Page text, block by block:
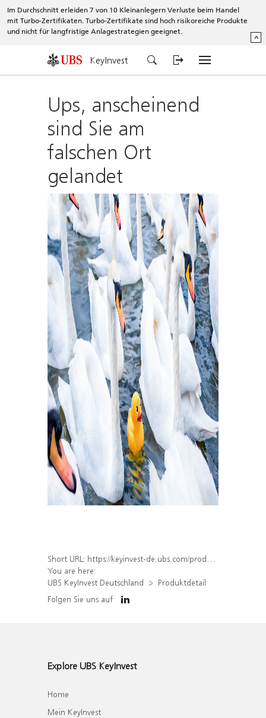
Im Durchschnitt erleiden 7 von 10 Kleinanlegern Verluste beim Handel
mit Turbo-Zertifikaten. Turbo-Zertifikate sind hoch risikoreiche Produkte
und nicht für langfristige Anlagestrategien geeignet.
^
KeyInvest
Ups, anscheinend
sind Sie am
falschen Ort
gelandet
Short URL: https://keyinvest-de.ubs.com/produkt/detail/index/isin/DE000WA6YBR0
You are here:
UBS KeyInvest Deutschland
Produktdetail
Folgen Sie uns auf
Explore UBS KeyInvest
Home
Mein KeyInvest